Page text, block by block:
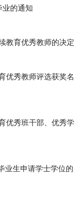
业的通知
教育优秀教师的决定
优秀教师评选获奖名
优秀班干部、优秀学
业生申请学士学位的